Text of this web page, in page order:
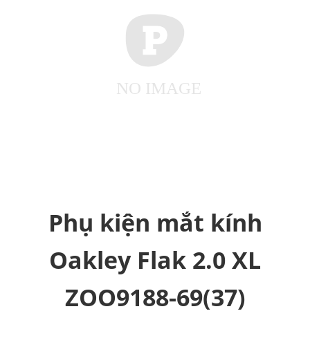
Phụ kiện mắt kính
Oakley Flak 2.0 XL
ZOO9188-69(37)